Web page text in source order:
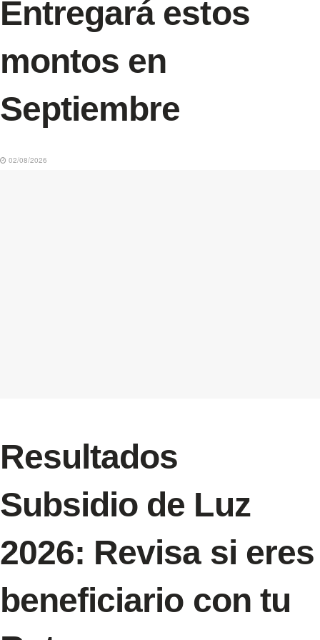
Entregará estos
montos en
Septiembre
02/08/2026
Resultados
Subsidio de Luz
2026: Revisa si eres
beneficiario con tu